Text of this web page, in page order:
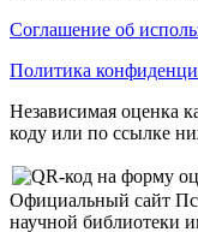
Соглашение об
Политика
Независимая оценка
коду или по ссылке
Официальный сайт
научной библиотеки